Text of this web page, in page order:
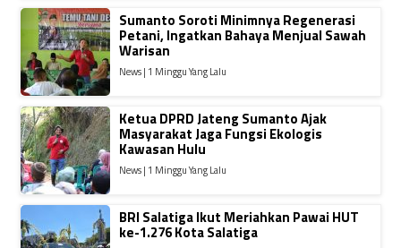
Sumanto Soroti Minimnya Regenerasi
Petani, Ingatkan Bahaya Menjual Sawah
Warisan
News | 1 Minggu Yang Lalu
Ketua DPRD Jateng Sumanto Ajak
Masyarakat Jaga Fungsi Ekologis
Kawasan Hulu
News | 1 Minggu Yang Lalu
BRI Salatiga Ikut Meriahkan Pawai HUT
ke-1.276 Kota Salatiga